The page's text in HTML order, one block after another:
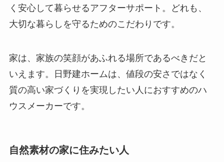
く安心して暮らせるアフターサポート。どれも、
大切な暮らしを守るためのこだわりです。
家は、家族の笑顔があふれる場所であるべきだと
いえます。日野建ホームは、値段の安さではなく
質の高い家づくりを実現したい人におすすめのハ
ウスメーカーです。
自然素材の家に住みたい人